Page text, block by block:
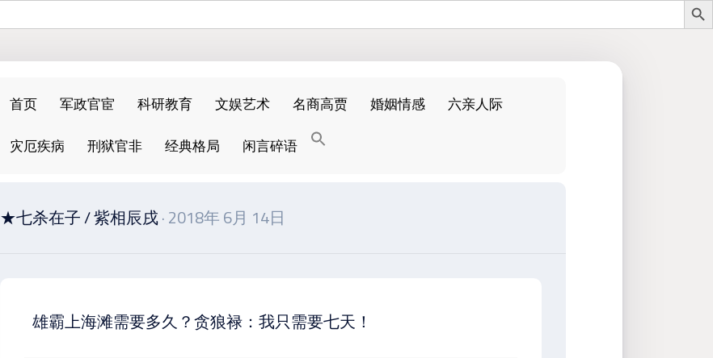
首页 军政官宦 科研教育 文娱艺术 名商高贾 婚姻情感
六亲人际
灾厄疾病
刑狱官非 经典格局 闲言碎语
★七杀在子/紫相辰戌· 2018年 6月 14日
雄霸上海滩需要多久？贪狼禄：我只需要七天！